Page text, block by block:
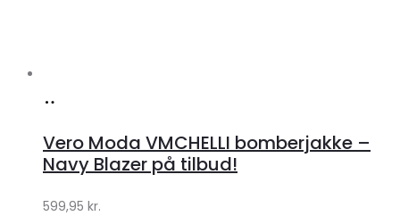
Klædeskabet.dk
Vero Moda VMCHELLI bomberjakke –
Navy Blazer på tilbud!
599,95 kr.